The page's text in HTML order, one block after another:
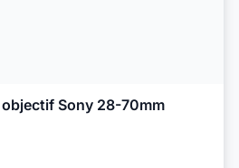
Sony 28-70mm